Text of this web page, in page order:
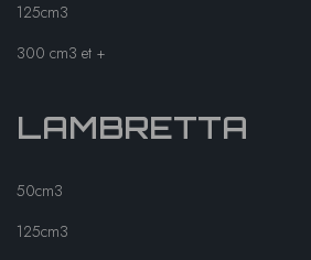
125cm3
300 cm3 et +
LAMBRETTA
50cm3
125cm3